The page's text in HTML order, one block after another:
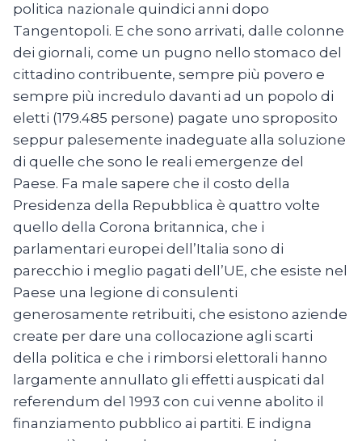
politica nazionale quindici anni dopo
Tangentopoli. E che sono arrivati, dalle colonne
dei giornali, come un pugno nello stomaco del
cittadino contribuente, sempre più povero e
sempre più incredulo davanti ad un popolo di
eletti (179.485 persone) pagate uno sproposito
seppur palesemente inadeguate alla soluzione
di quelle che sono le reali emergenze del
Paese. Fa male sapere che il costo della
Presidenza della Repubblica è quattro volte
quello della Corona britannica, che i
parlamentari europei dell’Italia sono di
parecchio i meglio pagati dell’UE, che esiste nel
Paese una legione di consulenti
generosamente retribuiti, che esistono aziende
create per dare una collocazione agli scarti
della politica e che i rimborsi elettorali hanno
largamente annullato gli effetti auspicati dal
referendum del 1993 con cui venne abolito il
finanziamento pubblico ai partiti. E indigna